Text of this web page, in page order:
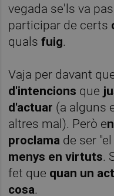
vegada se'ls va
participar de certs
qualsfuig.
Vaja per davant
d'intencions que
d'actuar (a alguns
altres mal). Però e
proclama de ser
menys en virtuts.
fet que quan un
cosa.